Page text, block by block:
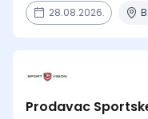
28.08.2026.
Prodavac